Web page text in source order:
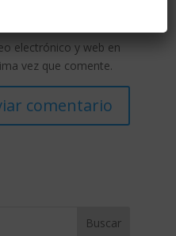
electrónico y web en
vez que comente.
Buscar